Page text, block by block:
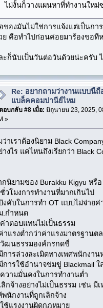
ไม่งั้นก็วางแผนหาที่ทำงานใหม่
ของมันไม่ใช่การแจ้งแต่เป็นก
ย คือทำไปก่อนค่อยมาร้องขอที
ะก็นับเป็นวันต่อวันด้วยน่ะครับ
Re: อยากถามว่างานแบบนี้ถื
แบล็คคอมปานีย์ไหม
ตอบกลับ #8 เมื่อ: มิถุนายน 23, 2025,
»
ว่าเราต้องนิยาม Black
างไร แค่ไหนถึงเรียกว่า Black
กนิยามของ Burakku Kigyu ห
วโมงการทำงานที่มากเกินไป
งคับในการทำ OT แบบไม่จ่าย
.กำหนด
าตอบแทนไม่เป็นธรรม
าแรงต่ำกว่าค่าแรงมาตรฐานต
ฒนธรรมองค์กรกดขี่
การล่วงละเมิดทางเพศพนักงา
การใช้อำนาจข่มขู่ Blackmail
วามมั่นคงในการทำงานต่ำ
ลิกจ้างอย่างไม่เป็นธรรม เช่น มี
พนักงานที่ถูกเลิกจ้าง
ช้แรงงานผิดกฎหมาย